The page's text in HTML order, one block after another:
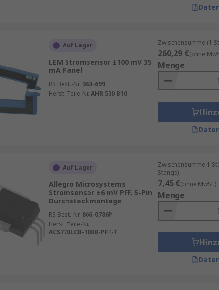
gemessen oder umgewandelt werden.
Materialien ändert den Wert des Widerstands.
und bei kürzerer Entfernung verringert.
Auf Lager
LEM Stromsensor ±100 mV 35
mA Panel
RS Best.-Nr. 363-699
Herst. Teile-Nr. AHR 500 B10
Zwischensumme (1
260,29 €(ohne
Menge
Auf Lager
Allegro Microsystems
Stromsensor ±6 mV PFF, 5-Pin
Durchsteckmontage
RS Best.-Nr. 866-0786P
Herst. Teile-Nr.
ACS770LCB-100B-PFF-T
Zwischensumme 1
Stange)
7,45 €(ohne MwSt.)
Menge